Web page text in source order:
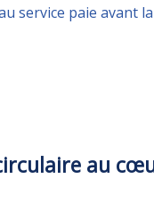
service paie avant
au